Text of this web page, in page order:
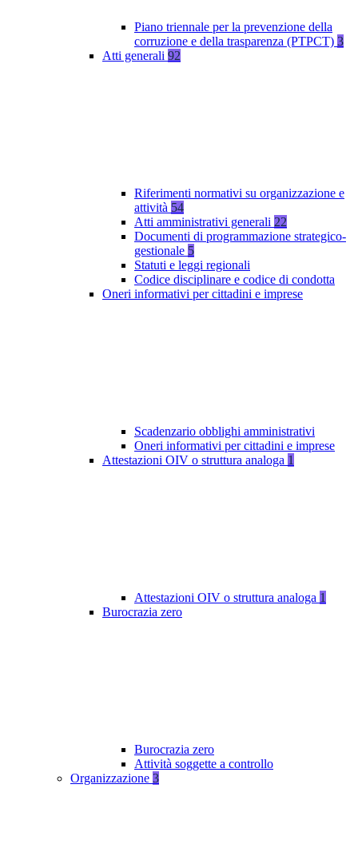
Piano triennale per la prevenzione della
corruzione e della trasparenza (PTPCT) 3
Atti generali 92
Riferimenti normativi su organizzazione e
attività 54
Atti amministrativi generali 22
Documenti di programmazione strategico-
gestionale 5
Statuti e leggi regionali
Codice disciplinare e codice di condotta
Oneri informativi per cittadini e imprese
Scadenzario obblighi amministrativi
Oneri informativi per cittadini e imprese
Attestazioni OIV o struttura analoga 1
Attestazioni OIV o struttura analoga 1
Burocrazia zero
Burocrazia zero
Attività soggette a controllo
Organizzazione 3